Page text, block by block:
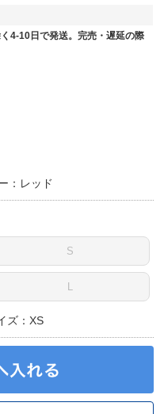
4-10日で発送。完売・遅延の際
：レッド
S
L
ズ：XS